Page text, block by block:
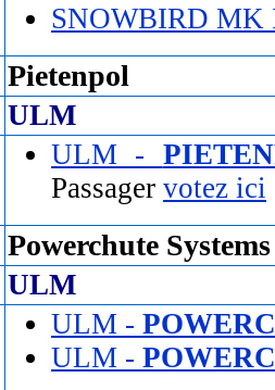
SNOWBIRD
Pietenpol
ULM
ULM -
Passager votez ici
Powerchute Systems
ULM
ULM -
ULM -